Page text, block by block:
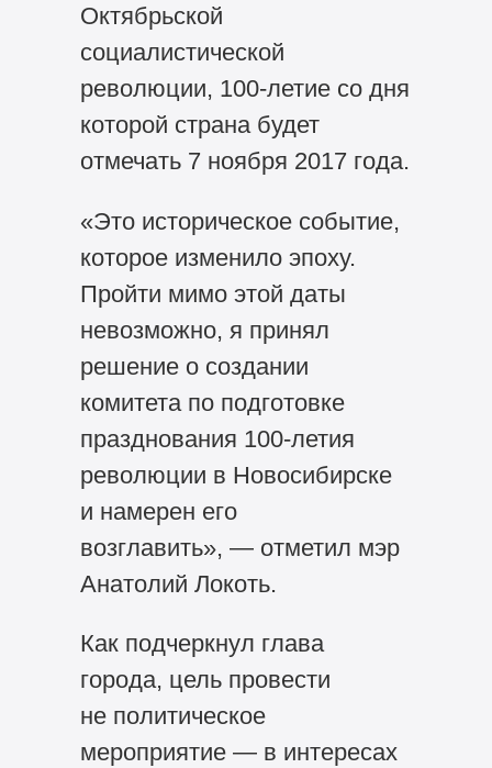
Октябрьской
социалистической
революции, 100-летиесо дня
которой страна будет
отмечать 7 ноября 2017 года.
«Это историческое событие,
которое изменило эпоху.
Пройти мимо этой даты
невозможно, я принял
решение о создании
комитета по подготовке
празднования 100-летия
революции в Новосибирске
и намерен его
возглавить», — отметил мэр
Анатолий Локоть.
Как подчеркнул глава
города, цель провести
не политическое
мероприятие — в интересах